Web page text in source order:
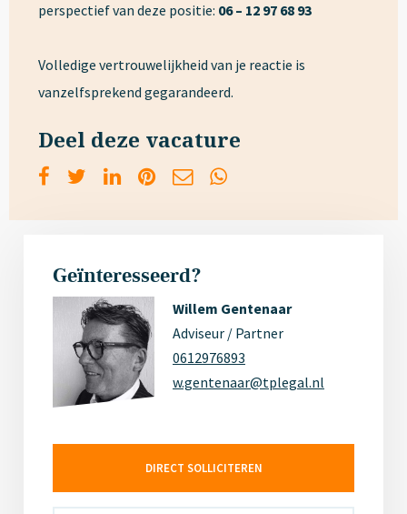
perspectief van deze positie: 06 – 12 97 68 93
Volledige vertrouwelijkheid van je reactie is
vanzelfsprekend gegarandeerd.
Deel deze vacature
Geïnteresseerd?
Willem Gentenaar
Adviseur / Partner
0612976893
w.gentenaar@tplegal.nl
DIRECT SOLLICITEREN